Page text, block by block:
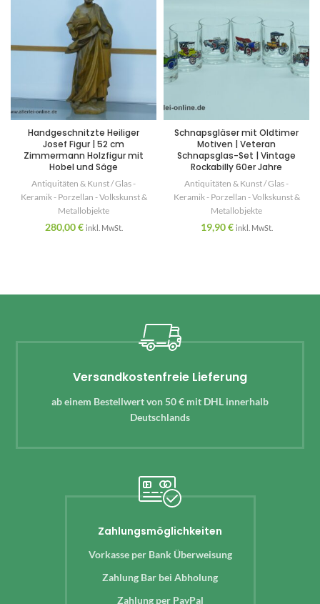
Handgeschnitzte Heiliger
Josef Figur | 52 cm
Zimmermann Holzfigur mit
Hobel und Säge
Antiquitäten & Kunst / Glas -
Keramik - Porzellan - Volkskunst &
Metallobjekte
280,00€ inkl. MwSt.
Schnapsgläser mit Oldtimer
Motiven | Veteran
Schnapsglas-Set | Vintage
Rockabilly 60er Jahre
Antiquitäten & Kunst / Glas -
Keramik - Porzellan - Volkskunst &
Metallobjekte
19,90€ inkl. MwSt.
Versandkostenfreie Lieferung
ab einem Bestellwert von 50 € mit DHL innerhalb
Deutschlands
Zahlungsmöglichkeiten
Vorkasse per Bank Überweisung
Zahlung Bar bei Abholung
Zahlung per PayPal